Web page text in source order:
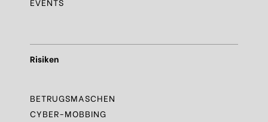
Risiken
BETRUGSMASCHEN
CYBER-MOBBING